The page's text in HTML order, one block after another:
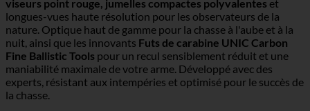
viseurs point rouge, jumelles compactes polyvalentes et
longues-vues haute résolution pour les observateurs de la
nature. Optique haut de gamme pour la chasse à l'aube et à la
nuit, ainsi que les innovants Futs de carabine UNIC Carbon
Fine Ballistic Tools pour un recul sensiblement réduit et une
maniabilité maximale de votre arme. Développé avec des
experts, résistant aux intempéries et optimisé pour le succès de
la chasse.